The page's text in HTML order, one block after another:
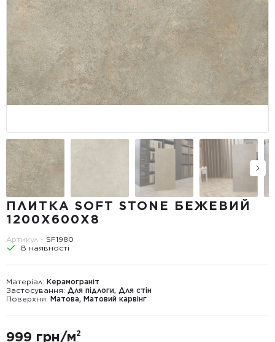
ПЛИТКА SOFT STONE БЕЖЕВИЙ
1200Х600Х8
Артикул - SF1980
В наявності
Матеріал: Керамограніт
Застосування: Для підлоги, Для стін
Поверхня: Матова, Матовий карвінг
999 грн/м²